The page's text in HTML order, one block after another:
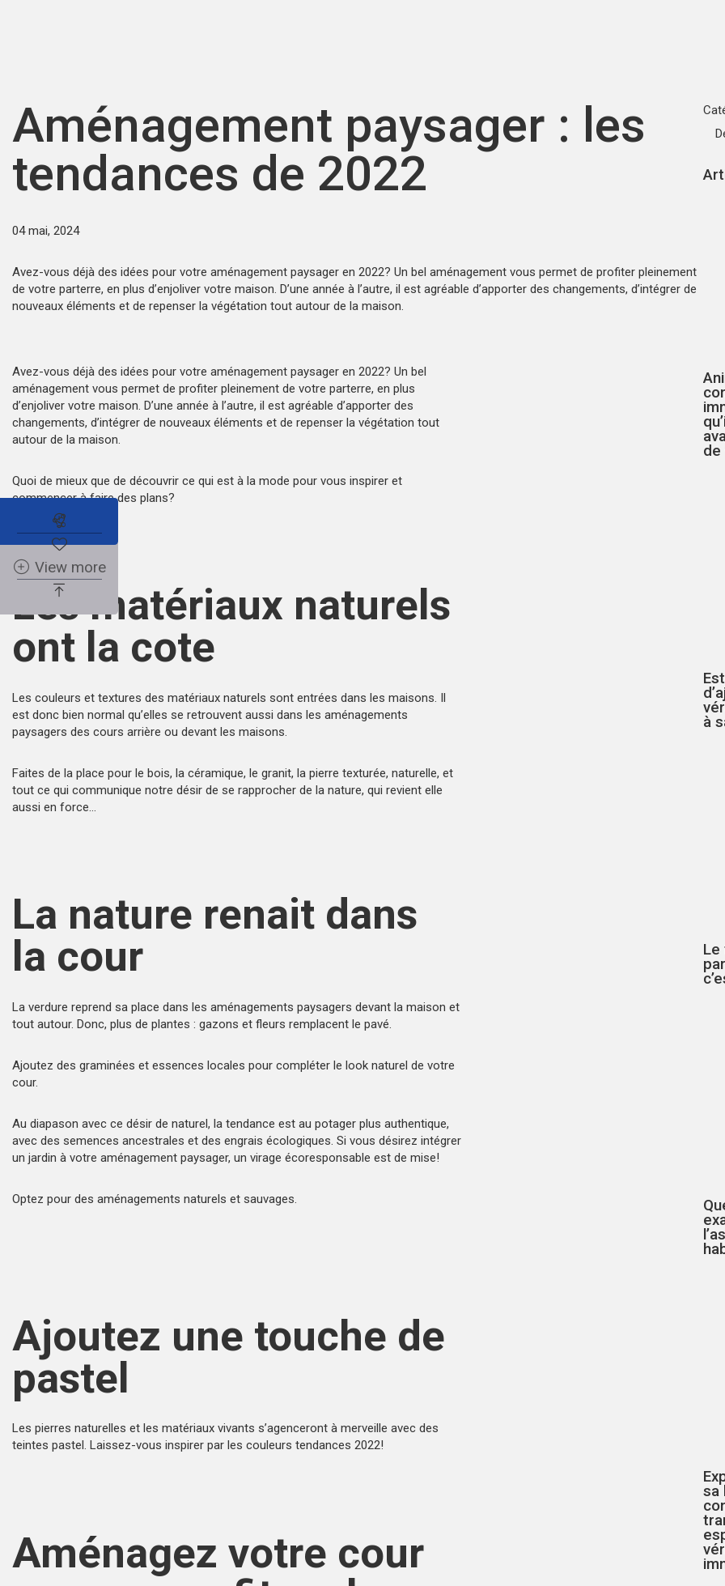
Aménagement paysager : les
tendances de 2022
04 mai, 2024
Avez-vous déjà des idées pour votre aménagement paysager en 2022? Un bel aménagement vous permet de profiter pleinement
de votre parterre, en plus d’enjoliver votre maison. D’une année à l’autre, il est agréable d’apporter des changements, d’intégrer de
nouveaux éléments et de repenser la végétation tout autour de la maison.
Avez-vous déjà des idées pour votre aménagement paysager en 2022? Un bel
aménagement vous permet de profiter pleinement de votre parterre, en plus
d’enjoliver votre maison. D’une année à l’autre, il est agréable d’apporter des
changements, d’intégrer de nouveaux éléments et de repenser la végétation tout
autour de la maison.
Quoi de mieux que de découvrir ce qui est à la mode pour vous inspirer et
commencer à faire des plans?
Les matériaux naturels
ont la cote
Les couleurs et textures des matériaux naturels sont entrées dans les maisons. Il
est donc bien normal qu’elles se retrouvent aussi dans les aménagements
paysagers des cours arrière ou devant les maisons.
Faites de la place pour le bois, la céramique, le granit, la pierre texturée, naturelle, et
tout ce qui communique notre désir de se rapprocher de la nature, qui revient elle
aussi en force…
La nature renait dans
la cour
La verdure reprend sa place dans les aménagements paysagers devant la maison et
tout autour. Donc, plus de plantes : gazons et fleurs remplacent le pavé
Ajoutez des graminées et essences locales pour compléter le look naturel de votre
cour.
Au diapason avec ce désir de naturel, la tendance est au potager plus authentique,
avec des semences ancestrales et des engrais écologiques. Si vous désirez intégrer
un jardin à votre aménagement paysager, un virage écoresponsable est de mise!
Optez pour des aménagements naturels et sauvages
Ajoutez une touche de
pastel
Les pierres naturelles et les matériaux vivants s’agenceront à merveille avec des
teintes pastel. Laissez-vous inspirer par les couleurs tendances 2022!
Aménagez votre cour
de
à
Le
sa
View more